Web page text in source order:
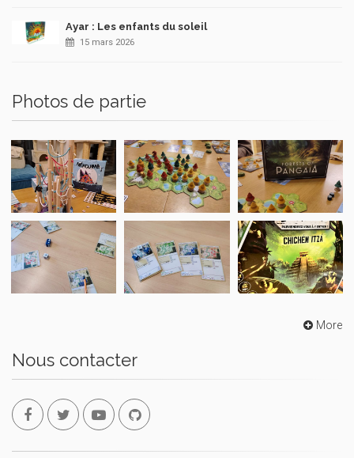
Ayar : Les enfants du soleil
15 mars 2026
Photos de partie
More
Nous contacter